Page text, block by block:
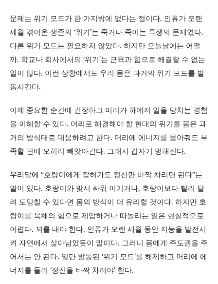
문제는 위기 모드가 한 가지밖에 없다는 점이다. 인류가 오랜
세월 겪어온 생존의 ‘위기’는 죽거나 죽이는 투쟁의 문제였다.
다른 위기 모드는 필요하지 않았다. 하지만 오늘날에는 어떨
까. 학교나 회사에서의 ‘위기’는 근육과 힘으로 해결할 수 없는
일이 많다. 이런 상황에서도 우리 몸은 과거의 위기 모드를 발
동시킨다.
이제 중요한 순간에 긴장하고 머리가 하얘져 일을 망치는 경험
을 이해할 수 있다. 머리로 해결해야 할 현대의 위기를 몸은 과
거의 방식대로 대응하려고 한다. 머리에 에너지를 몰아줘도 부
족할 판에 오히려 빼앗아간다. 그래서 갑자기 멍해진다.
우리말에 “호랑이에게 잡혀가도 정신만 바짝 차리면 된다”는
말이 있다. 호랑이와 맞서 싸워 이기거나, 호랑이보다 빨리 달
려 도망칠 수 있다면 몸의 방식이 더 유리할 것이다. 하지만 호
랑이를 육체의 힘으로 제압하거나 따돌리는 일은 현실적으로
어렵다. 꾀를 내야 한다. 인류가 오랜 세월 동안 지능을 발전시
켜 자연에서 살아남았듯이 말이다. 그러니 몸에게 주도권을 주
어서는 안 된다. 일단 발동된 ‘위기 모드’를 해제하고 머리에 에
너지를 돌려 ‘정신을 바짝 차려야’ 한다.